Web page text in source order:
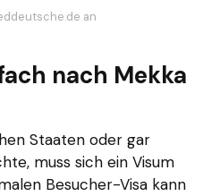
an
nach Mekka
Staaten oder gar
muss sich ein Visum
Besucher-Visa kann